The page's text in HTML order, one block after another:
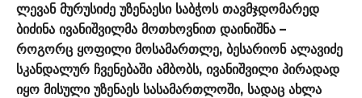
ლევან მურუსიძე უზენაესი საბჭოს თავმჯდომარედ
ბიძინა ივანიშვილმა მოთხოვნით დაინიშნა –
როგორც ყოფილი მოსამართლე, ბესარიონ ალავიძე
სკანდალურ ჩვენებაში ამბობს, ივანიშვილი პირადად
იყო მისული უზენაეს სასამართლოში, სადაც ახლა